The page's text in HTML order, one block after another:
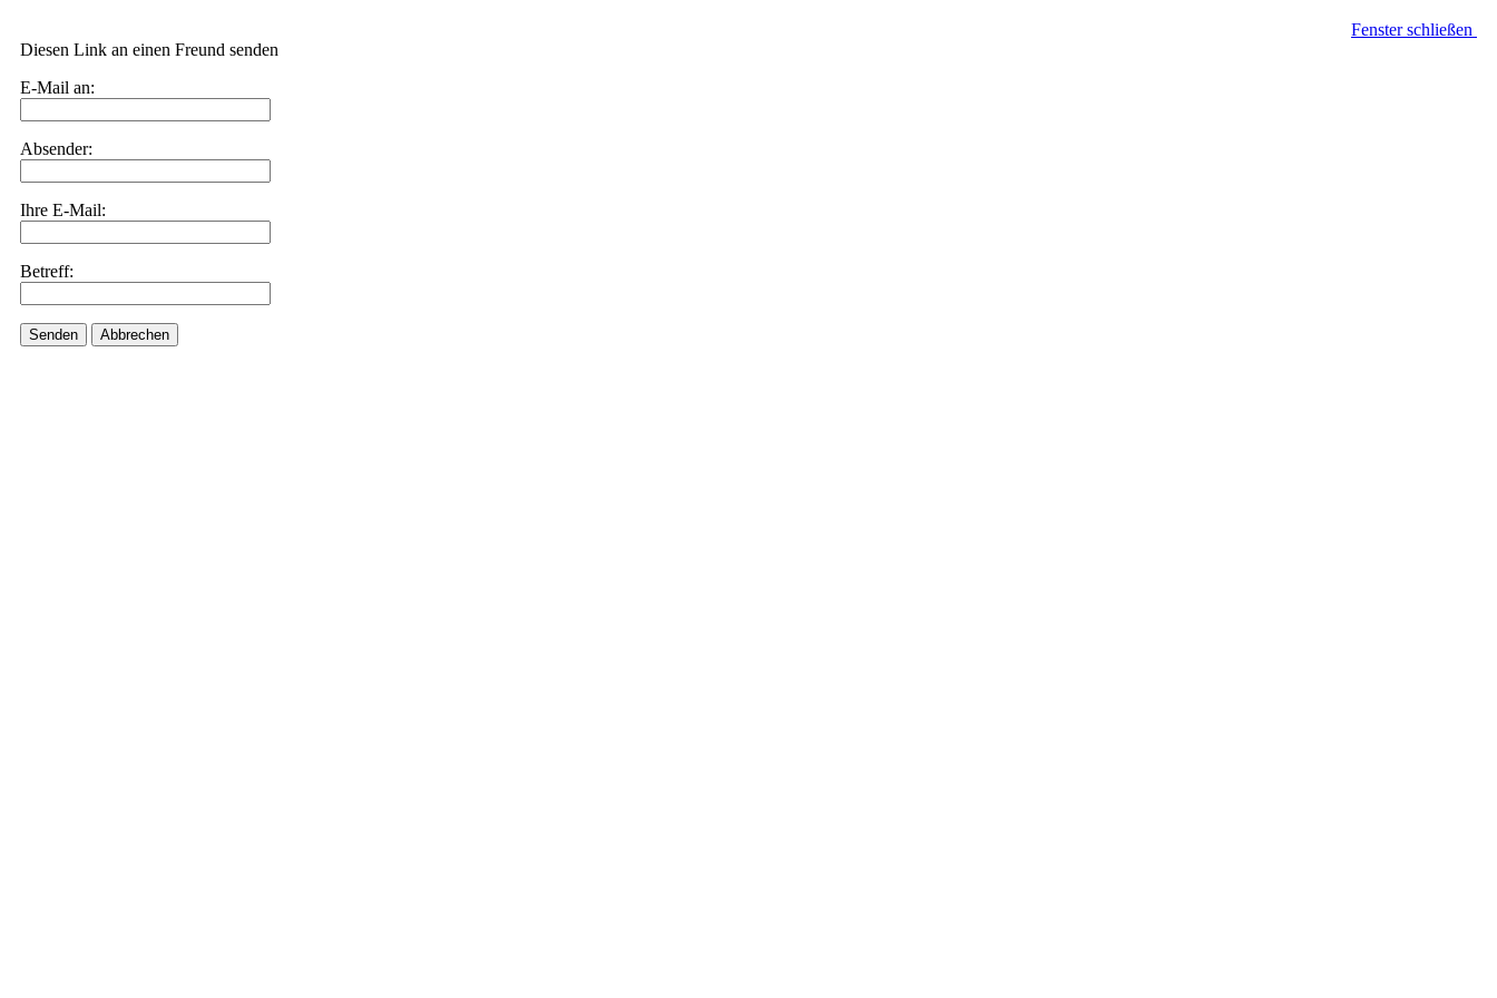
Fenster schließen
Diesen Link an einen Freund senden
E-Mail an:
Absender:
Ihre E-Mail:
Betreff:
Senden Abbrechen